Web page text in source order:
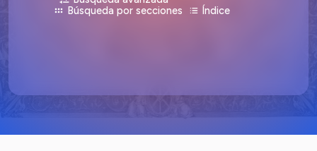
Búsqueda por secciones
Presiona Espacio para cambiar el acceso a la
Índice